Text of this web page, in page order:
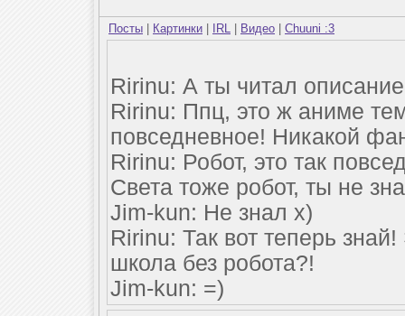
Посты Картинки IRL Видео Chuuni :3
Ririnu: А ты читал
Ririnu: Ппц, это ж аниме
повседневное! Никакой
Ririnu: Робот, это так
Света тоже робот, ты не
Jim-kun: Не знал х)
Ririnu: Так вот теперь
школа без робота?!
Jim-kun: =)